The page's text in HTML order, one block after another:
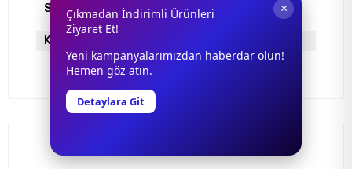
Sap Uzunlugu 0
Köprü Genişliği
×
Çıkmadan İndirimli Ürünleri
Ziyaret Et!
Yeni kampanyalarımızdan haberdar olun!
Hemen göz atın.
Detaylara Git